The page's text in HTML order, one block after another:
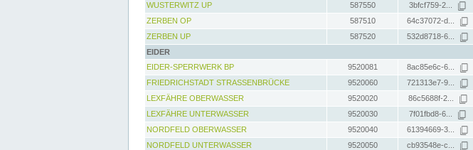
WUSTERWITZ UP
587550 3bfcf759-2...
ZERBEN OP
587510 64c37072-d...
ZERBEN UP
587520 532d8718-6...
EIDER
EIDER-SPERRWERK BP
9520081 8ac85e6c-6...
FRIEDRICHSTADT STRASSENBRÜCKE
9520060 721313e7-9...
LEXFÄHRE OBERWASSER
9520020 86c5688f-2...
LEXFÄHRE UNTERWASSER
9520030 7f01fbd8-6...
NORDFELD OBERWASSER
9520040 61394669-3...
NORDFELD UNTERWASSER
9520050 cb93548e-c...